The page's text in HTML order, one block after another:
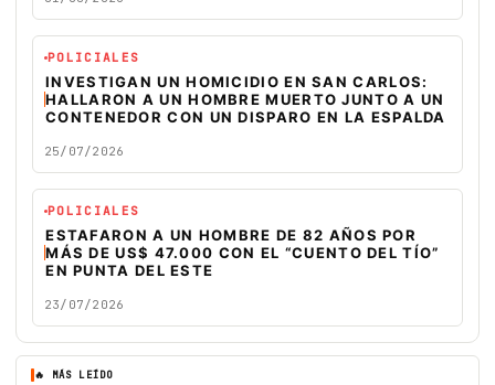
POLICIALES
INVESTIGAN UN HOMICIDIO EN SAN CARLOS:
HALLARON A UN HOMBRE MUERTO JUNTO A UN
CONTENEDOR CON UN DISPARO EN LA ESPALDA
25/07/2026
POLICIALES
ESTAFARON A UN HOMBRE DE 82 AÑOS POR
MÁS DE US$ 47.000 CON EL “CUENTO DEL TÍO”
EN PUNTA DEL ESTE
23/07/2026
🔥 MÁS LEÍDO